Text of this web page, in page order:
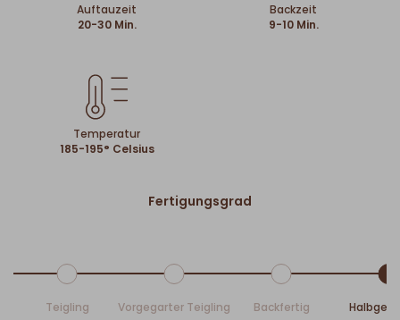
Auftauzeit
20-30 Min.
Backzeit
9-10 Min.
Temperatur
185-195° Celsius
Fertigungsgrad
Teigling Vorgegarter Teigling Backfertig